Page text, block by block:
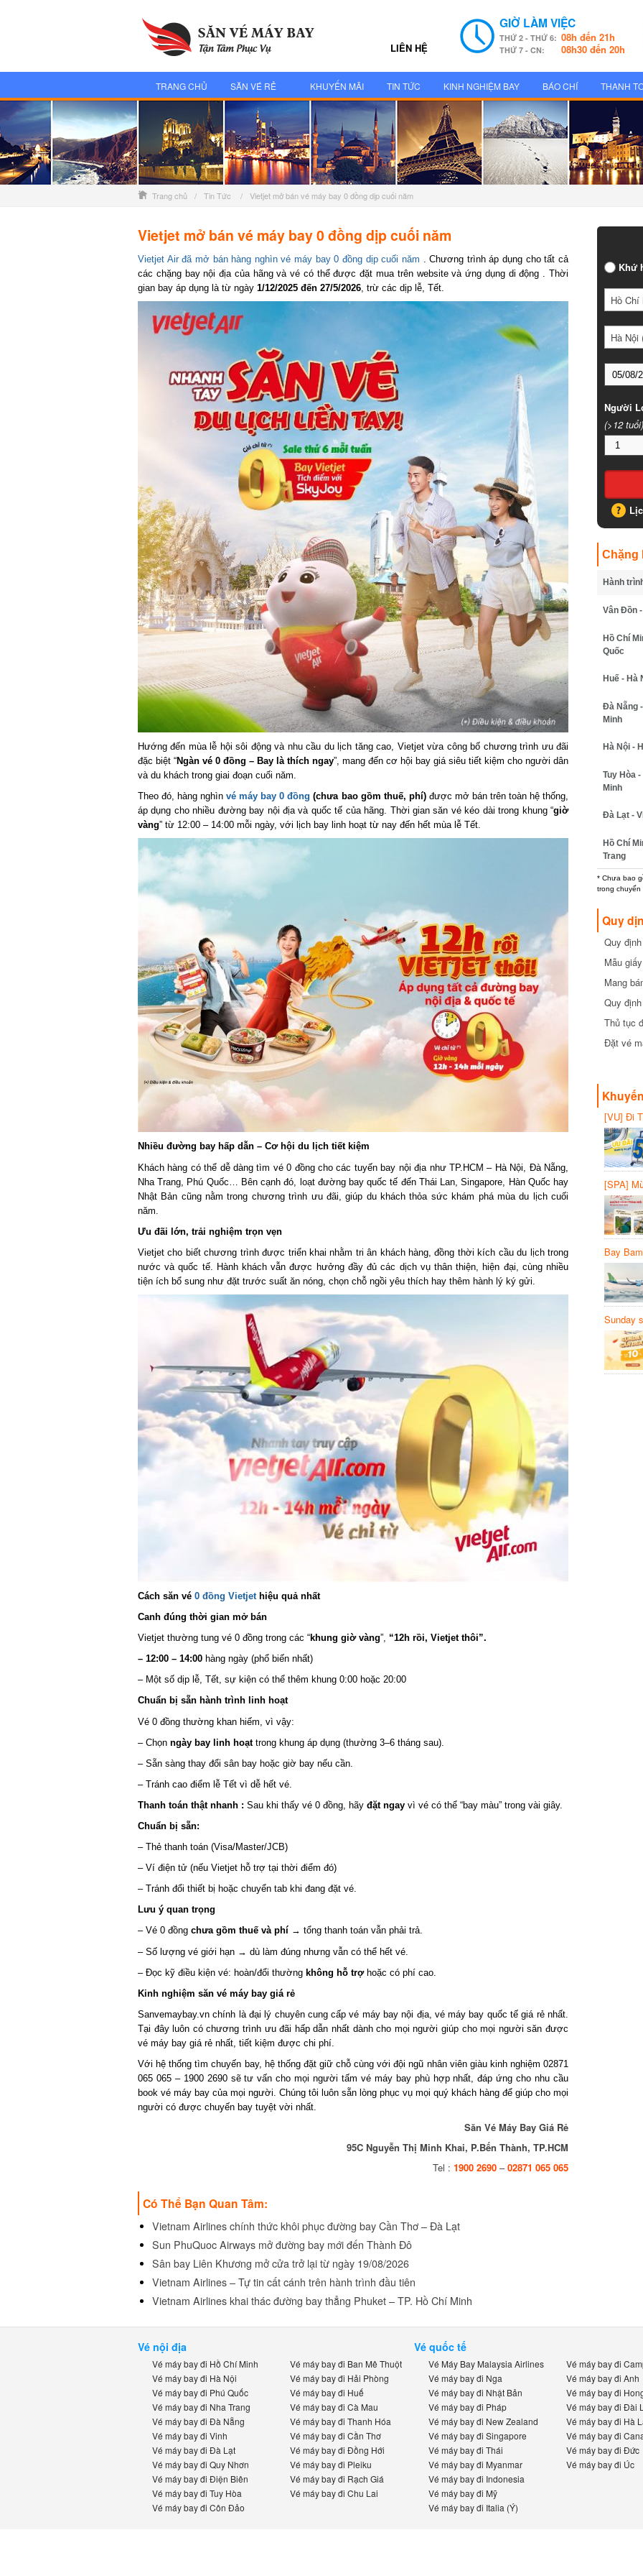
LIÊN HỆ
GIỜ LÀM VIỆC
THỨ 2 - THỨ 6:08h đến 21h
THỨ 7 - CN: 08h30 đến 20h
TRANG CHỦ SĂN VÉ RẺ KHUYẾN MÃI TIN TỨC KINH NGHIỆM BAY BÁO CHÍ THANH
Trang chủ / Tin Tức / Vietjet mở bán vé máy bay 0 đồng dịp cuối năm
Vietjet mở bán vé máy bay 0 đồng dịp cuối năm
Vietjet Air đã mở bán hàng nghìn vé máy bay 0 đồng dịp cuối năm. Chương trình áp dụng cho tất cả
các chặng bay nội địa của hãng và vé có thể được đặt mua trên website và ứng dụng di động . Thời
gian bay áp dụng là từ ngày1/12/2025 đến 27/5/2026, trừ các dịp lễ, Tết.
Hướng đến mùa lễ hội sôi động và nhu cầu du lịch tăng cao, Vietjet vừa công bố chương trình ưu đãi
đặc biệt “ Ngàn vé 0 đồng – Bay là thích ngay”, mang đến cơ hội bay giá siêu tiết kiệm cho người dân
và du khách trong giai đoạn cuối năm.
Theo đó, hàng nghìnvé máy bay 0 đồng(chưa bao gồm thuế, phí)được mở bán trên toàn hệ thống,
áp dụng cho nhiều đường bay nội địa và quốc tế của hãng. Thời gian săn vé kéo dài trong khung “ giờ
vàng” từ 12:00 – 14:00 mỗi ngày, với lịch bay linh hoạt từ nay đến hết mùa lễ Tết.
Nhiều đường bay hấp dẫn – Cơ hội du lịch tiết kiệm
Khách hàng có thể dễ dàng tìm vé 0 đồng cho các tuyến bay nội địa như TP.HCM – Hà Nội, Đà Nẵng,
Nha Trang, Phú Quốc… Bên cạnh đó, loạt đường bay quốc tế đến Thái Lan, Singapore, Hàn Quốc hay
Nhật Bản cũng nằm trong chương trình ưu đãi, giúp du khách thỏa sức khám phá mùa du lịch cuối
năm.
Ưu đãi lớn, trải nghiệm trọn vẹn
Vietjet cho biết chương trình được triển khai nhằm tri ân khách hàng, đồng thời kích cầu du lịch trong
nước và quốc tế. Hành khách vẫn được hưởng đầy đủ các dịch vụ thân thiện, hiện đại, cùng nhiều
tiện ích bổ sung như đặt trước suất ăn nóng, chọn chỗ ngồi yêu thích hay thêm hành lý ký gửi.
Cách săn vé0 đồng Vietjethiệu quả nhất
Canh đúng thời gian mở bán
Vietjet thường tung vé 0 đồng trong các “ khung giờ vàng”,“12h rồi, Vietjet thôi”.
– 12:00 – 14:00hàng ngày (phổ biến nhất)
– Một số dịp lễ, Tết, sự kiện có thể thêm khung 0:00 hoặc 20:00
Chuẩn bị sẵn hành trình linh hoạt
Vé 0 đồng thường khan hiếm, vì vậy:
– Chọnngày bay linh hoạttrong khung áp dụng (thường 3–6 tháng sau).
– Sẵn sàng thay đổi sân bay hoặc giờ bay nếu cần.
– Tránh cao điểm lễ Tết vì dễ hết vé.
Thanh toán thật nhanh : Sau khi thấy vé 0 đồng, hãyđặt ngayvì vé có thể “bay màu” trong vài giây.
Chuẩn bị sẵn:
– Thẻ thanh toán (Visa/Master/JCB)
– Ví điện tử (nếu Vietjet hỗ trợ tại thời điểm đó)
– Tránh đổi thiết bị hoặc chuyển tab khi đang đặt vé.
Lưu ý quan trọng
– Vé 0 đồngchưa gồm thuế và phí→ tổng thanh toán vẫn phải trả.
– Số lượng vé giới hạn → dù làm đúng nhưng vẫn có thể hết vé.
– Đọc kỹ điều kiện vé: hoàn/đổi thườngkhông hỗ trợhoặc có phí cao.
Kinh nghiệm săn vé máy bay giá rẻ
Sanvemaybay.vn chính là đại lý chuyên cung cấp vé máy bay nội địa, vé máy bay quốc tế giá rẻ nhất.
Tại đây luôn có chương trình ưu đãi hấp dẫn nhất dành cho mọi người giúp cho mọi người săn được
vé máy bay giá rẻ nhất, tiết kiệm được chi phí.
Với hệ thống tìm chuyến bay, hệ thống đặt giữ chỗ cùng với đội ngũ nhân viên giàu kinh nghiệm 02871
065 065 – 1900 2690 sẽ tư vấn cho mọi người tấm vé máy bay phù hợp nhất, đáp ứng cho nhu cầu
book vé máy bay của mọi người. Chúng tôi luôn sẵn lòng phục vụ mọi quý khách hàng để giúp cho mọi
người có được chuyến bay tuyệt vời nhất.
Săn Vé Máy Bay Giá Rẻ
95C Nguyễn Thị Minh Khai, P.Bến Thành, TP.HCM
Tel : 1900 2690–02871 065 065
Có Thể Bạn Quan Tâm:
Vietnam Airlines chính thức khôi phục đường bay Cần Thơ – Đà Lạt
Sun PhuQuoc Airways mở đường bay mới đến Thành Đô
Sân bay Liên Khương mở cửa trở lại từ ngày 19/08/2026
Vietnam Airlines – Tự tin cất cánh trên hành trình đầu tiên
Vietnam Airlines khai thác đường bay thẳng Phuket – TP. Hồ Chí Minh
Khứ
Hồ Chí
Hà Nội
Người
(>12 tuổi)
Chặng
Hành trình*
Vân Đồn -
Hồ Chí
Quốc
Huế - Hà
Đà Nẵng -
Minh
Hà Nội -
Tuy Hòa -
Minh
Đà Lạt -
Hồ Chí
Trang
* Chưa bao
trong chuyến
Quy
Quy
cần biết
Mẫu
Mang
Quy
Thủ tục
Đặt vé
[VU] Đi
giảm
[SPA]
20%
Bay
Sunday
Vé nội địa
Vé máy bay đi Hồ Chí Minh
Vé máy bay đi Hà Nội
Vé máy bay đi Phú Quốc
Vé máy bay đi Nha Trang
Vé máy bay đi Đà Nẵng
Vé máy bay đi Vinh
Vé máy bay đi Đà Lạt
Vé máy bay đi Quy Nhơn
Vé máy bay đi Điện Biên
Vé máy bay đi Tuy Hòa
Vé máy bay đi Côn Đảo
Vé máy bay đi Ban Mê Thuột
Vé máy bay đi Hải Phòng
Vé máy bay đi Huế
Vé máy bay đi Cà Mau
Vé máy bay đi Thanh Hóa
Vé máy bay đi Cần Thơ
Vé máy bay đi Đồng Hới
Vé máy bay đi Pleiku
Vé máy bay đi Rạch Giá
Vé máy bay đi Chu Lai
Vé quốc tế
Vé Máy Bay Malaysia Airlines
Vé máy bay đi Nga
Vé máy bay đi Nhật Bản
Vé máy bay đi Pháp
Vé máy bay đi New Zealand
Vé máy bay đi Singapore
Vé máy bay đi Thái
Vé máy bay đi Myanmar
Vé máy bay đi Indonesia
Vé máy bay đi Mỹ
Vé máy bay đi Italia (Ý)
Vé máy bay đi
Vé máy bay đi Anh
Vé máy bay đi
Vé máy bay đi Đài
Vé máy bay đi Hà
Vé máy bay đi
Vé máy bay đi Đức
Vé máy bay đi Úc